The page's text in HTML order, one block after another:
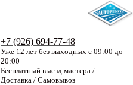
+7 (926) 694-77-48
Уже 12 лет без выходных с 09:00 до
20:00
Бесплатный выезд мастера /
Доставка / Самовывоз